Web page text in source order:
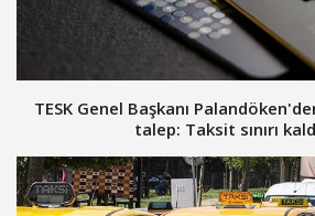
TESK Genel Başkanı
talep: Taksit sınırı